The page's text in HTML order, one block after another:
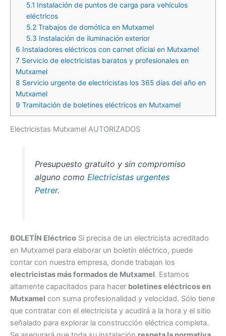
5.1 Instalación de puntos de carga para vehículos
eléctricos
5.2Trabajos de domótica en Mutxamel
5.3 Instalación de iluminación exterior
6 Instaladores eléctricos con carnet oficial en Mutxamel
7 Servicio de electricistas baratos y profesionales en
Mutxamel
8 Servicio urgente de electricistas los 365 días del año en
Mutxamel
9 Tramitación de boletines eléctricos en Mutxamel
Electricistas Mutxamel AUTORIZADOS
Presupuesto gratuito y sin compromiso
alguno comoElectricistas urgentes
Petrer.
BOLETÍN Eléctrico Si precisa de un electricista acreditado
en Mutxamel para elaborar un boletín eléctrico, puede
contar con nuestra empresa, donde trabajan los
electricistas más formados de Mutxamel. Estamos
altamente capacitados para hacer boletines eléctricos en
Mutxamel con suma profesionalidad y velocidad. Sólo tiene
que contratar con el electricista y acudirá a la hora y el sitio
señalado para explorar la construcción eléctrica completa.